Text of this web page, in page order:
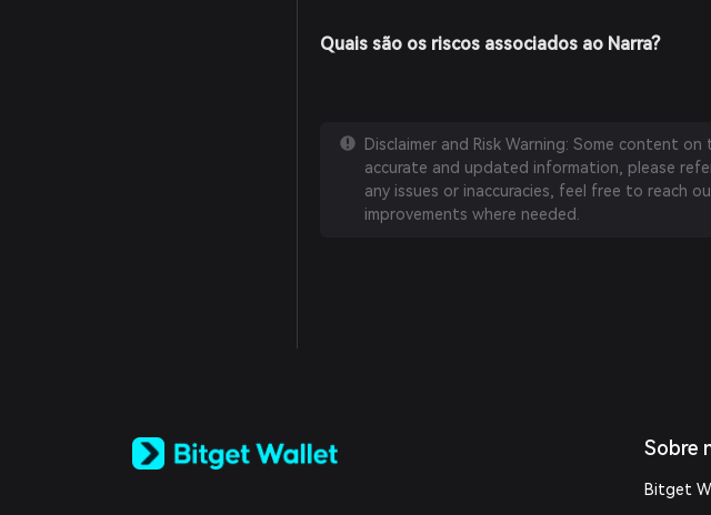
Quais são os riscos associados ao Narra?
Disclaimer and Risk Warning: Some content
accurate and updated information, please
any issues or inaccuracies, feel free to reach
improvements where needed.
Español (Latinoamérica)
Sobre
Bitget